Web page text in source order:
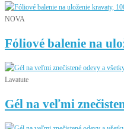
NOVA
Fóliové balenie na
Lavatute
Gél na veľmi